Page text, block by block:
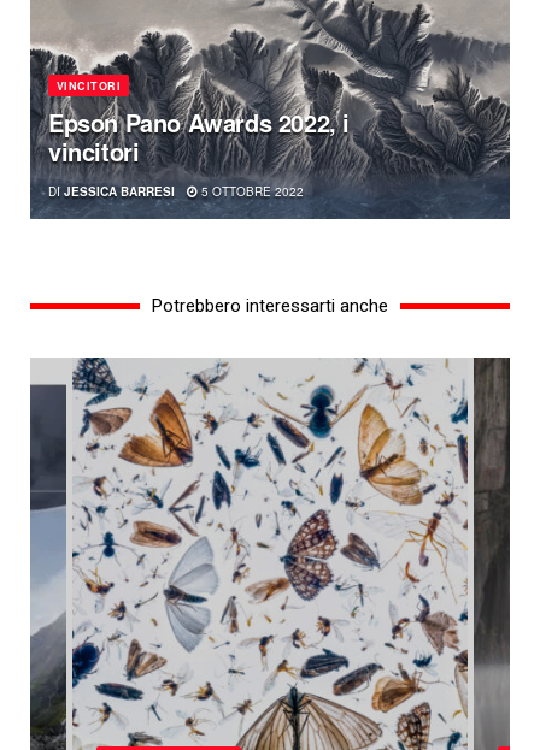
VINCITORI
Epson Pano Awards 2022, i
vincitori
DI JESSICA BARRESI 5 OTTOBRE 2022
Potrebbero interessarti anche